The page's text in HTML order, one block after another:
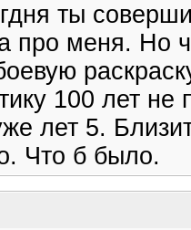
ты
про меня. Но
100 лет не
лет 5.
Что б было.